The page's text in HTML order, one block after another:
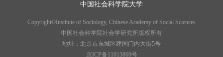
中国社会科学院大学
Copyright©Institute of Sociology, Chinese Academy of Social Sciences
中国社会科学院社会学研究所版权所有
地址：北京市东城区建国门内大街5号
京ICP备11013869号